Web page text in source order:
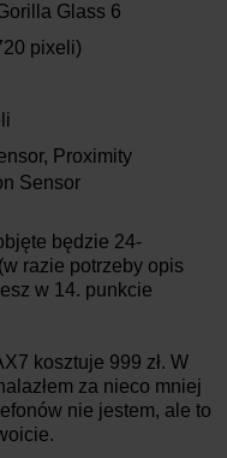
Glass 6
pixeli)
Proximity
Sensor
będzie 24-
razie potrzeby opis
w 14. punkcie
kosztuje 999 zł. W
za nieco mniej
nie jestem, ale to